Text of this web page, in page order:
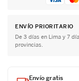
ENVÍO PRIORITARIO
De 3 días en Lima y 7
provincias.
Envío gratis